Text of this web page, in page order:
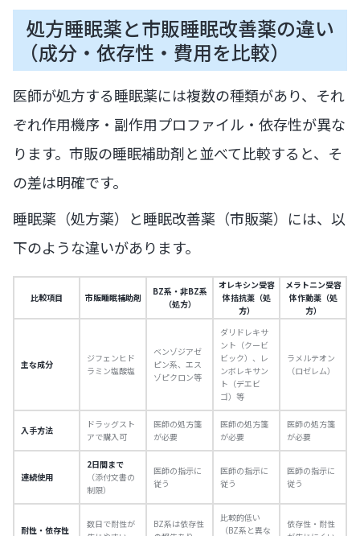
処方睡眠薬と市販睡眠改善薬の違い
（成分・依存性・費用を比較）
医師が処方する睡眠薬には複数の種類があり、それ
ぞれ作用機序・副作用プロファイル・依存性が異な
ります。市販の睡眠補助剤と並べて比較すると、そ
の差は明確です。
睡眠薬（処方薬）と睡眠改善薬（市販薬）には、以
下のような違いがあります。
比較項目 市販睡眠補助剤
BZ系・非BZ系
（処方）
オレキシン受容
体拮抗薬（処
方）
メラトニン受容
体作動薬（処
方）
主な成分
ジフェンヒド
ラミン塩酸塩
ベンゾジアゼ
ピン系、エス
ゾピクロン等
ダリドレキサ
ント（クービ
ビック）、レ
ンボレキサン
ト（デエビ
ゴ）等
ラメルテオン
（ロゼレム）
入手方法
ドラッグスト
アで購入可
医師の処方箋
が必要
医師の処方箋
が必要
医師の処方箋
が必要
連続使用
2日間まで
（添付文書の
制限）
医師の指示に
従う
医師の指示に
従う
医師の指示に
従う
耐性・依存性
数日で耐性が
BZ系は依存性
比較的低い
（BZ系と異な
依存性・耐性